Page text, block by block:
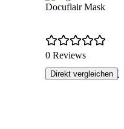
Docuflair Mask
0 Reviews
Direkt vergleichen